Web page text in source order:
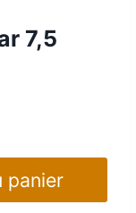
7,5
panier